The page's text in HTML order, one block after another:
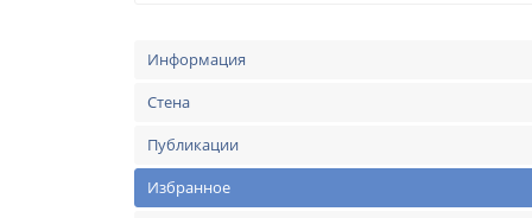
Информация
Стена
Публикации
Избранное